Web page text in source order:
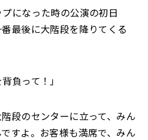
プになった時の公演の初日
最後に大階段を降りてくる
負って！」
階段のセンターに立って、みん
すよ。お客様も満席で、みん